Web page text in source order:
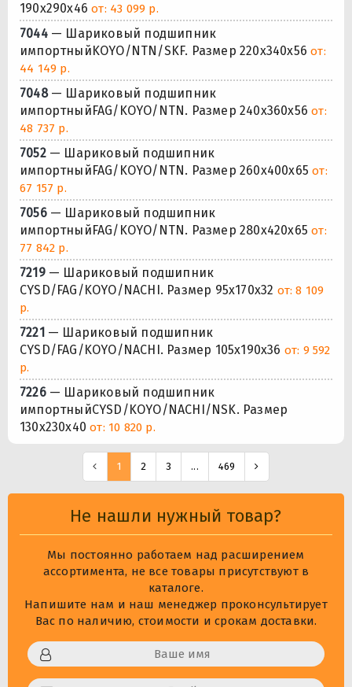
190x290x46от: 43 099 р.
7044— Шариковый подшипник
импортныйKOYO/NTN/SKF. Размер 220x340x56от:
44 149 р.
7048— Шариковый подшипник
импортныйFAG/KOYO/NTN. Размер 240x360x56от:
48 737 р.
7052— Шариковый подшипник
импортныйFAG/KOYO/NTN. Размер 260x400x65от:
67 157 р.
7056— Шариковый подшипник
импортныйFAG/KOYO/NTN. Размер 280x420x65от:
77 842 р.
7219— Шариковый подшипник
CYSD/FAG/KOYO/NACHI. Размер 95x170x32 от: 8 109
р.
7221 — Шариковый подшипник
CYSD/FAG/KOYO/NACHI. Размер 105x190x36 от: 9 592
р.
7226— Шариковый подшипник
импортныйCYSD/KOYO/NACHI/NSK. Размер
130x230x40от: 10 820 р.
1 2 3 ... 469
Не нашли нужный товар?
Мы постоянно работаем над расширением
ассортимента, не все товары присутствуют в
каталоге.
Напишите нам и наш менеджер проконсультирует
Вас по наличию, стоимости и срокам доставки.